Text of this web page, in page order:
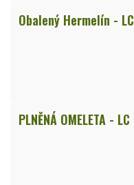
Obalený Hermelín - LC
PLNĚNÁ OMELETA - LC